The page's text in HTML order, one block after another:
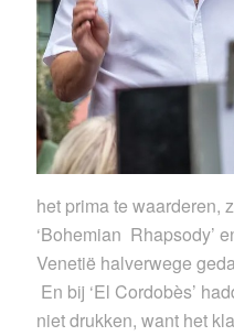
het prima te waarderen,
‘Bohemian Rhapsody’
Venetië halverwege
En bij ‘El Cordobès’
niet drukken, want het